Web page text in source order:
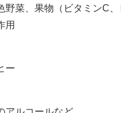
野菜、果物（ビタミンC
用
ー